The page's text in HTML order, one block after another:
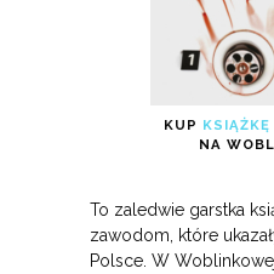
KUP KSIĄŻKĘ
NA
To zaledwie garstka
zawodom, które
Polsce. W